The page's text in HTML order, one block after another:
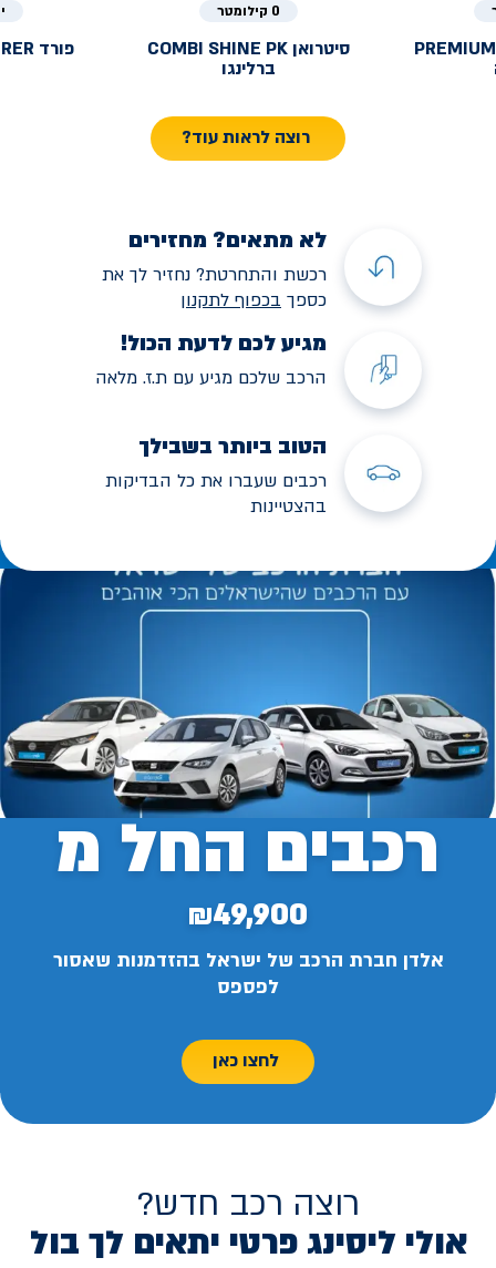
0 קילומטר
סיטרואן COMBI SHINE PK
ברלינגו
פורד
רוצה לראות עוד?
לא מתאים? מחזירים
רכשת והתחרטת? נחזיר לך את
כספך בכפוף לתקנון
מגיע לכם לדעת הכול!
הרכב שלכם מגיע עם ת.ז. מלאה
הטוב ביותר בשבילך
רכבים שעברו את כל הבדיקות
בהצטיינות
רכבים החל מ
₪49,900
אלדן חברת הרכב של ישראל בהזדמנות שאסור
לפספס
לחצו כאן
רוצה רכב חדש?
אולי ליסינג פרטי יתאים לך בול